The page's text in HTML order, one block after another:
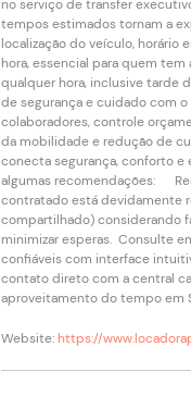
no serviço de transfer
tempos estimados tornam a
localização do veículo,
hora, essencial para quem
qualquer hora, inclusive tarde
de segurança e cuidado com
colaboradores, controle
da mobilidade e redução de
conecta segurança, conforto e
algumas recomendações:
contratado está devidamente
compartilhado) considerando
minimizar esperas. Consulte
confiáveis com interface
contato direto com a central
aproveitamento do tempo em
Website:https://